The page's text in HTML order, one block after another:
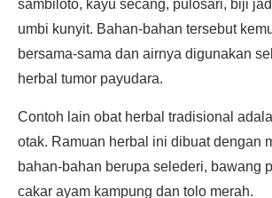
sambiloto, kayu secang, pulosari, biji
umbi kunyit. Bahan-bahan tersebut
bersama-sama dan airnya digunakan
herbal tumor payudara.
Contoh lain obat herbal tradisional
otak. Ramuan herbal ini dibuat dengan
bahan-bahan berupa selederi, bawang
cakar ayam kampung dan tolo merah.